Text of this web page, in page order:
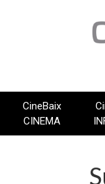
CineBaix
CINEMA